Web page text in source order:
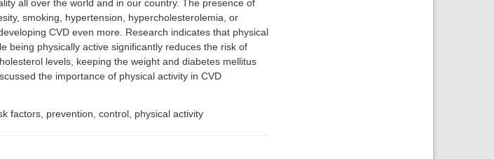
all over the world and in our country. The presence of
smoking, hypertension, hypercholesterolemia, or
CVD even more. Research indicates that physical
being physically active significantly reduces the risk of
levels, keeping the weight and diabetes mellitus
the importance of physical activity in CVD
factors, prevention, control, physical activity